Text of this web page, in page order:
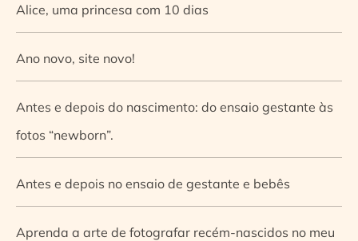
Alice, uma princesa com 10 dias
Ano novo, site novo!
Antes e depois do nascimento: do ensaio gestante às
fotos “newborn”.
Antes e depois no ensaio de gestante e bebês
Aprenda a arte de fotografar recém-nascidos no meu